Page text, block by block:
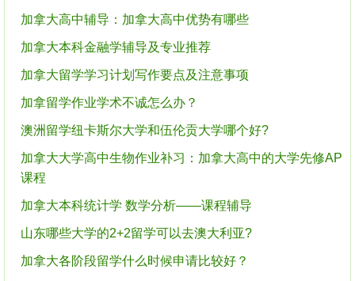
加拿大高中辅导：加拿大高中优势有哪些
加拿大本科金融学辅导及专业推荐
加拿大留学学习计划写作要点及注意事项
加拿留学作业学术不诚怎么办？
澳洲留学纽卡斯尔大学和伍伦贡大学哪个好?
加拿大大学高中生物作业补习：加拿大高中的大学先修AP
课程
加拿大本科统计学 数学分析——课程辅导
山东哪些大学的2+2留学可以去澳大利亚?
加拿大各阶段留学什么时候申请比较好？